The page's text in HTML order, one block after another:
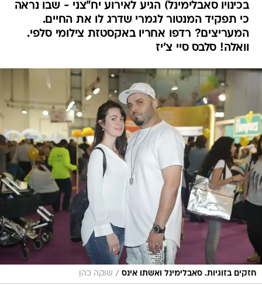
בכינויו סאבלימינל) הגיע לאירוע יח"צני - שבו נראה
כי תפקיד המנטור לגמרי שדרג לו את החיים.
המעריצים? רדפו אחריו באקסטזת צילומי סלפי.
וואלה! סלבס סיי צ'יז
חזקים בזוגיות. סאבלימינל ואשתו אינס / שוקה כהן